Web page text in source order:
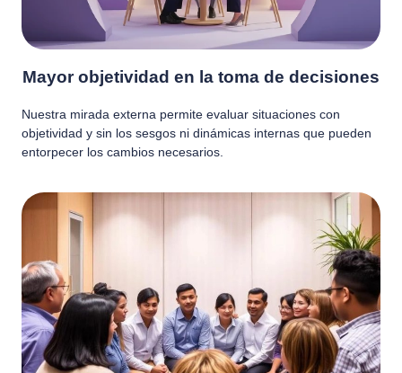
Mayor objetividad en la toma de decisiones
Nuestra mirada externa permite evaluar situaciones con
objetividad y sin los sesgos ni dinámicas internas que pueden
entorpecer los cambios necesarios.